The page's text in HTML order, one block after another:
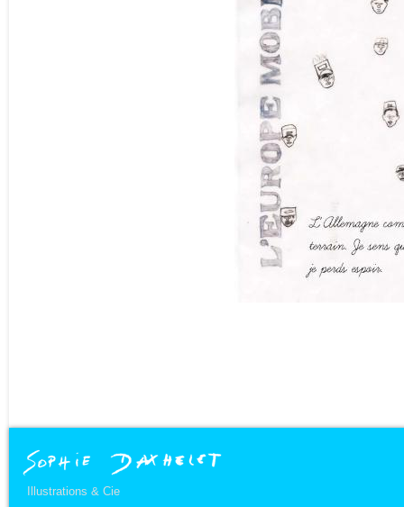
Illustrations & Cie